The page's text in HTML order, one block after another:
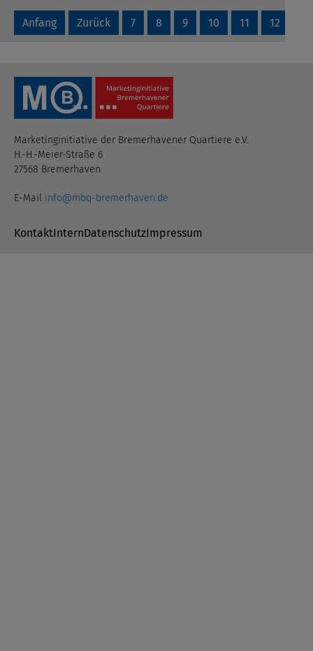
Anfang Zurück 7 8 9 10 11 12
Marketinginitiative der Bremerhavener Quartiere e.V.
H.-H.-Meier-Straße 6
27568 Bremerhaven
E-Mail info@mbq-bremerhaven.de
Navigation überspringen
KontaktInternDatenschutzImpressum